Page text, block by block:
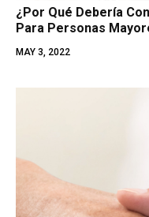
¿Por Qué Debería
Para Personas
MAY 3, 2022